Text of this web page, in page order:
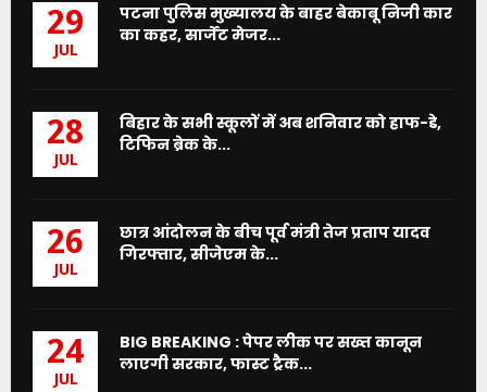
29
JUL
पटना पुलिस मुख्यालय के बाहर बेकाबू निजी कार
का कहर, सार्जेंट मेजर...
28
JUL
बिहार के सभी स्कूलों में अब शनिवार को हाफ-डे,
टिफिन ब्रेक के...
26
JUL
छात्र आंदोलन के बीच पूर्व मंत्री तेज प्रताप यादव
गिरफ्तार, सीजेएम के...
24
JUL
BIG BREAKING : पेपर लीक पर सख्त कानून
लाएगी सरकार, फास्ट ट्रैक...